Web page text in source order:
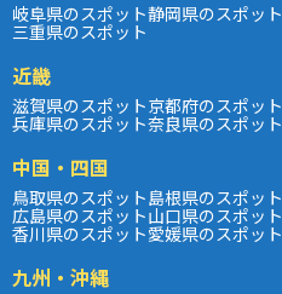
岐阜県のスポット静岡県のスポット
三重県のスポット
近畿
滋賀県のスポット京都府のスポット
兵庫県のスポット奈良県のスポット
中国・四国
鳥取県のスポット島根県のスポット
広島県のスポット山口県のスポット
香川県のスポット愛媛県のスポット
九州・沖縄